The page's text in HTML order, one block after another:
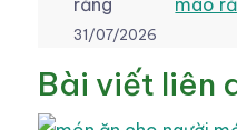
31/07/2026
Bài viết liên